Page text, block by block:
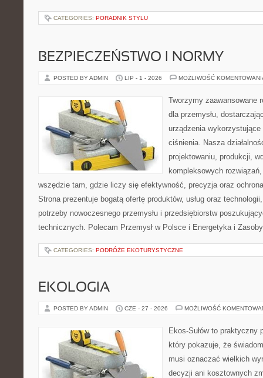
CATEGORIES: PORADNIK STYLU
BEZPIECZEŃSTWO I NORMY
POSTED BY ADMIN LIP - 1 - 2026 MOŻLIWOŚĆ
Tworzymy zaawansowane
dla przemysłu,
urządzenia
ciśnienia. Nasza
projektowaniu, produkcji,
kompleksowych
wszędzie tam, gdzie liczy się efektywność, precyzja oraz
Strona prezentuje bogatą ofertę produktów, usług oraz
potrzeby nowoczesnego przemysłu i przedsiębiorstw
technicznych. Polecam Przemysł w Polsce i Energetyka i
CATEGORIES: PODRÓŻE EKOTURYSTYCZNE
EKOLOGIA
POSTED BY ADMIN CZE - 27 - 2026 MOŻLIWOŚĆ
Ekos-Sułów to praktyczny
który pokazuje, że
musi oznaczać wielkich
decyzji ani kosztownych